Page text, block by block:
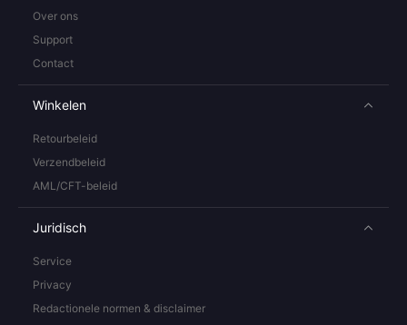
Over ons
Support
Contact
Winkelen
Retourbeleid
Verzendbeleid
AML/CFT-beleid
Juridisch
Service
Privacy
Redactionele normen & disclaimer